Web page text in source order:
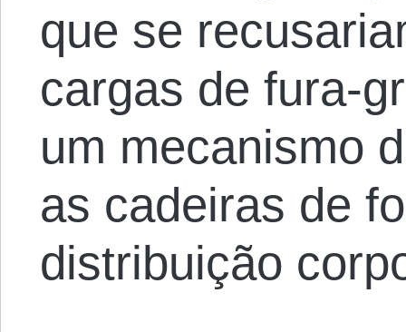
que se
cargas de fura-
um mecanismo
as cadeiras de
distribuição